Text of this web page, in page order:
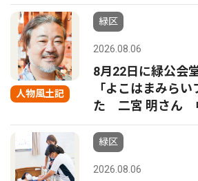
人物風土記
緑区
2026.08.06
8月22日に緑公会
「よこはまみら
た 二宮 明さん
緑区
2026.08.06